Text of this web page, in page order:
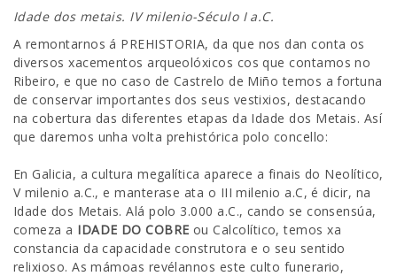
Idade dos metais. IV milenio-Século I a.C.
A remontarnos á PREHISTORIA, da que nos dan conta os
diversos xacementos arqueolóxicos cos que contamos no
Ribeiro, e que no caso de Castrelo de Miño temos a fortuna
de conservar importantes dos seus vestixios, destacando
na cobertura das diferentes etapas da Idade dos Metais. Así
que daremos unha volta prehistórica polo concello:
En Galicia, a cultura megalítica aparece a finais do Neolítico,
V milenio a.C., e manterase ata o III milenio a.C, é dicir, na
Idade dos Metais. Alá polo 3.000 a.C., cando se consensúa,
comeza a IDADE DO COBRE ou Calcolítico, temos xa
constancia da capacidade construtora e o seu sentido
relixioso. As mámoas revélannos este culto funerario,